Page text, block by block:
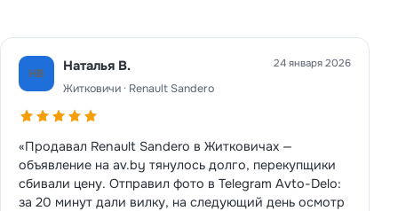
НВ Наталья В.
Житковичи · Renault Sandero
24 января 2026
«Продавал Renault Sandero в Житковичах —
объявление на av.by тянулось долго, перекупщики
сбивали цену. Отправил фото в Telegram Avto-Delo:
за 20 минут дали вилку, на следующий день осмотр